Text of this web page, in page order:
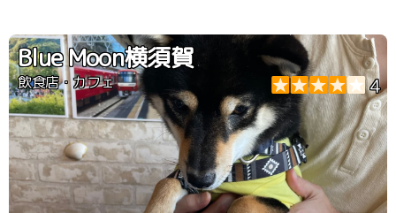
Blue Moon横須賀
飲食店・カフェ 4